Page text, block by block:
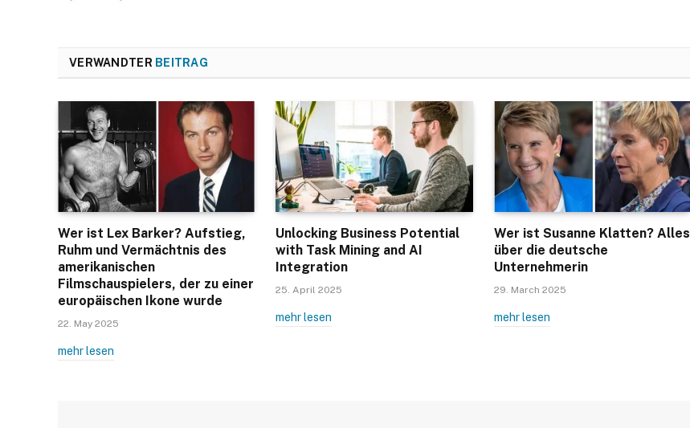
VERWANDTER BEITRAG
Wer ist Lex Barker? Aufstieg,
Ruhm und Vermächtnis des
amerikanischen
Filmschauspielers, der zu einer
europäischen Ikone wurde
22. May 2025
mehr lesen
Unlocking Business Potential
with Task Mining and AI
Integration
25. April 2025
mehr lesen
Wer ist Susanne Klatten? Alles
über die deutsche
Unternehmerin
29. March 2025
mehr lesen